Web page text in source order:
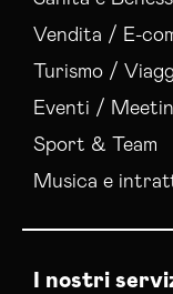
Vendita / E-
Turismo /
Eventi /
Sport & Team
Musica e
I nostri